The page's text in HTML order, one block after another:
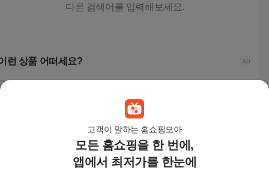
고객이 말하는 홈쇼핑모아
모든 홈쇼핑을 한 번에,
앱에서 최저가를 한눈에
다른 검색어를 입력해보세요.
런 상품 어떠세요?